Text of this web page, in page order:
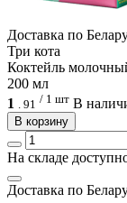
Доcтавка по
Три кота
Коктейль
200 мл
1
91 / 1 шт В
В корзину
На складе
Доcтавка по